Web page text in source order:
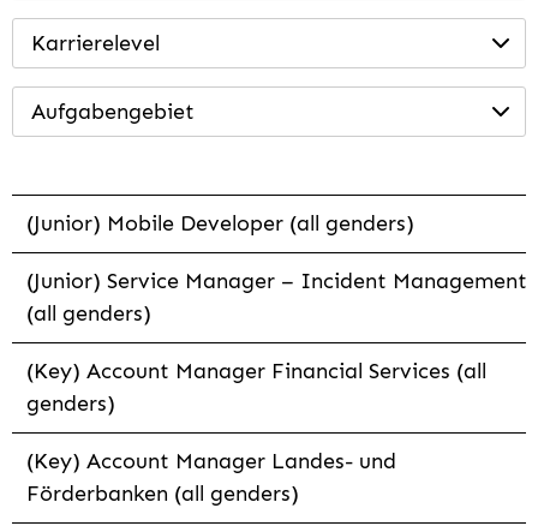
Karrierelevel
Aufgabengebiet
(Junior) Mobile Developer (all genders)
(Junior) Service Manager – Incident Management
(all genders)
(Key) Account Manager Financial Services (all
genders)
(Key) Account Manager Landes- und
Förderbanken (all genders)